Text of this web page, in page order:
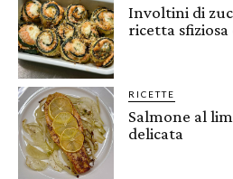
Involtini di
ricetta
RICETTE
Salmone al
delicata